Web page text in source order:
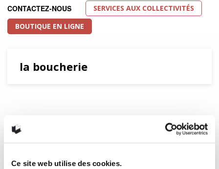
Ce site web utilise des cookies.
CONTACTEZ-NOUS
SERVICES AUX COLLECTIVITÉS
BOUTIQUE EN LIGNE
la boucherie
L’été bat son plein! Nos libraires ont préparé quelques
suggestions de lectures estivales à vous mettre sous la